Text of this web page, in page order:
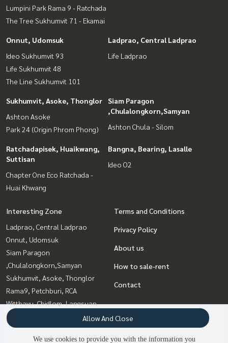
Lumpini Park Rama 9 - Ratchada
The Tree Sukhumvit 71 - Ekamai
Onnut, Udomsuk
Ideo Sukhumvit 93
Life Sukhumvit 48
The Line Sukhumvit 101
Ladprao, Central Ladprao
Life Ladprao
Sukhumvit, Asoke, Thonglor
Ashton Asoke
Park 24 (Origin Phrom Phong)
Siam Paragon
,Chulalongkorn,Samyan
Ashton Chula - Silom
Ratchadapisek, Huaikwang,
Suttisan
Chapter One Eco Ratchada -
Huai Khwang
Bangna, Bearing, Lasalle
Ideo O2
Interesting Zone
Ladprao, Central Ladprao
Onnut, Udomsuk
Siam Paragon
,Chulalongkorn,Samyan
Sukhumvit, Asoke, Thonglor
Rama9, Petchburi, RCA
Witthayu, Chidlom, Langsuan,
Ploenchit
Bangna, Bearing, Lasalle
Terms and Conditions
Privacy Policy
About us
How to sale-rent
Contact
We use cookies to provide you with the information you
Allow And Close